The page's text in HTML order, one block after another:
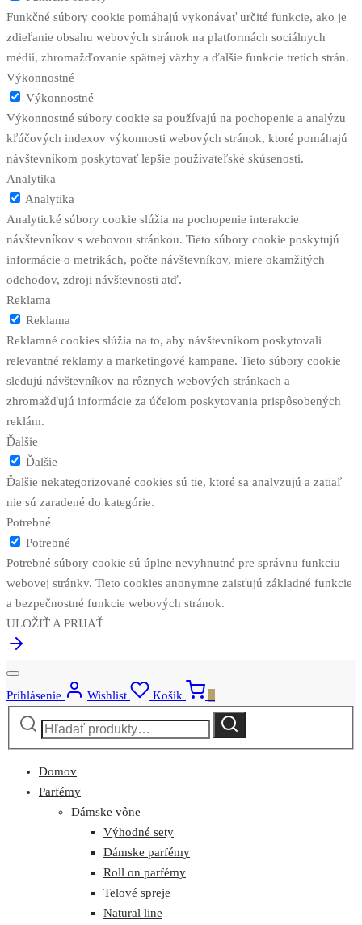
Funkčné súbory cookie pomáhajú vykonávať určité funkcie, ako je
zdieľanie obsahu webových stránok na platformách sociálnych
médií, zhromažďovanie spätnej väzby a ďalšie funkcie tretích strán.
Výkonnostné
Výkonnostné
Výkonnostné súbory cookie sa používajú na pochopenie a analýzu
kľúčových indexov výkonnosti webových stránok, ktoré pomáhajú
návštevníkom poskytovať lepšie používateľské skúsenosti.
Analytika
Analytika
Analytické súbory cookie slúžia na pochopenie interakcie
návštevníkov s webovou stránkou. Tieto súbory cookie poskytujú
informácie o metrikách, počte návštevníkov, miere okamžitých
odchodov, zdroji návštevnosti atď.
Reklama
Reklama
Reklamné cookies slúžia na to, aby návštevníkom poskytovali
relevantné reklamy a marketingové kampane. Tieto súbory cookie
sledujú návštevníkov na rôznych webových stránkach a
zhromažďujú informácie za účelom poskytovania prispôsobených
reklám.
Ďalšie
Ďalšie
Ďalšie nekategorizované cookies sú tie, ktoré sa analyzujú a zatiaľ
nie sú zaradené do kategórie.
Potrebné
Potrebné
Potrebné súbory cookie sú úplne nevyhnutné pre správnu funkciu
webovej stránky. Tieto cookies anonymne zaisťujú základné funkcie
a bezpečnostné funkcie webových stránok.
ULOŽIŤ A PRIJAŤ
Prihlásenie Wishlist Košík
Hľadať:
Vyhľadávanie
Domov
Parfémy
Dámske vône
Výhodné sety
Dámske parfémy
Roll on parfémy
Telové spreje
Natural line